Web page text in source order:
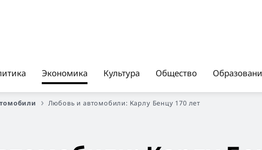
Экономика Культура Общество
Любовь и автомобили: Карлу Бенцу 170 лет